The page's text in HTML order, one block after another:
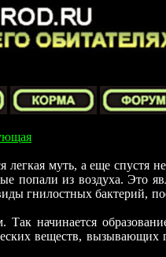
легкая муть, а еще спустя
попали из воздуха. Это
гнилостных бактерий,
начинается
веществ,